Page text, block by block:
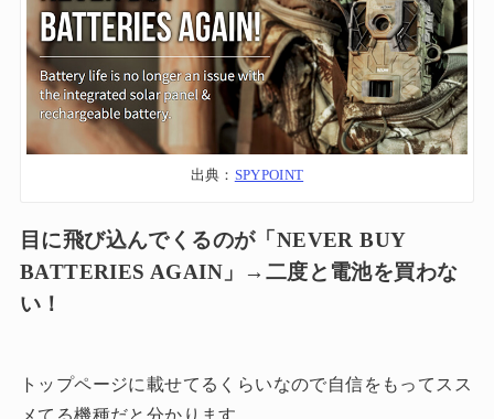
出典： SPYPOINT
目に飛び込んでくるのが「NEVER BUY
BATTERIES AGAIN」→二度と電池を買わな
い！
トップページに載せてるくらいなので自信をもってスス
メてる機種だと分かります。